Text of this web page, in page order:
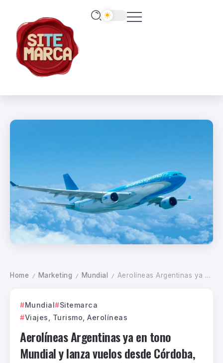
Home / Marketing / Mundial / Aerolíneas Argentinas ya en tono Mundial y lanza vuelos desde Córdoba, Rosario y Tucumán a Miami
Mundial
Sitemarca
Viajes, Turismo, Aerolíneas
Aerolíneas Argentinas ya en tono
Mundial y lanza vuelos desde Córdoba,